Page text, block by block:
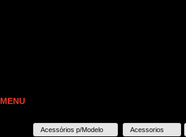
MENU
Acessórios p/Modelo Acessorios